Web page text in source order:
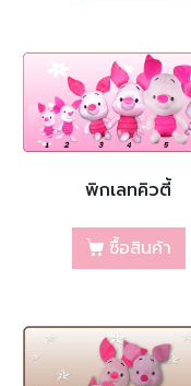
พิกเลทคิวตี้
ซื้อสินค้า